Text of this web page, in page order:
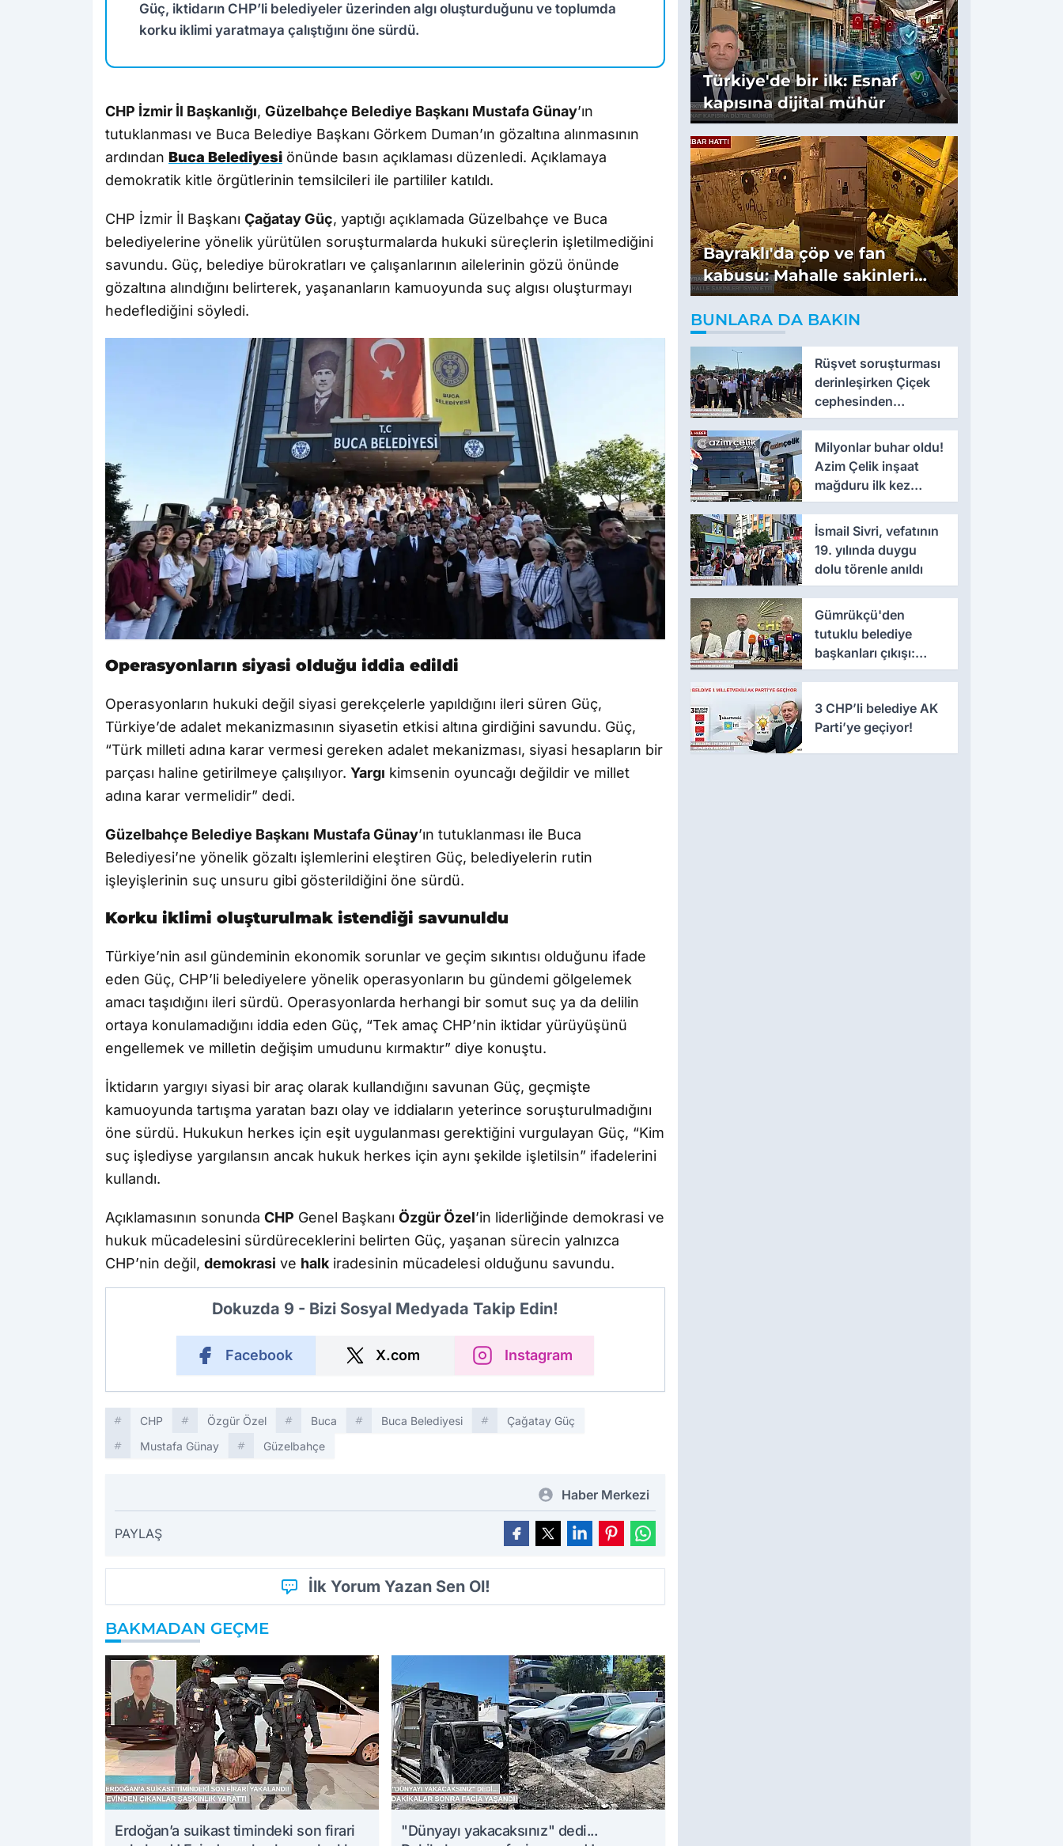
Güç, iktidarın CHP’li belediyeler üzerinden algı oluşturduğunu ve toplumda
korku iklimi yaratmaya çalıştığını öne sürdü.
CHP İzmir İl Başkanlığı, Güzelbahçe Belediye Başkanı Mustafa Günay’ın
tutuklanması ve Buca Belediye Başkanı Görkem Duman’ın gözaltına alınmasının
ardından Buca Belediyesi önünde basın açıklaması düzenledi. Açıklamaya
demokratik kitle örgütlerinin temsilcileri ile partililer katıldı.
CHP İzmir İl Başkanı Çağatay Güç, yaptığı açıklamada Güzelbahçe ve Buca
belediyelerine yönelik yürütülen soruşturmalarda hukuki süreçlerin işletilmediğini
savundu. Güç, belediye bürokratları ve çalışanlarının ailelerinin gözü önünde
gözaltına alındığını belirterek, yaşananların kamuoyunda suç algısı oluşturmayı
hedeflediğini söyledi.
Operasyonların siyasi olduğu iddia edildi
Operasyonların hukuki değil siyasi gerekçelerle yapıldığını ileri süren Güç,
Türkiye’de adalet mekanizmasının siyasetin etkisi altına girdiğini savundu. Güç,
“Türk milleti adına karar vermesi gereken adalet mekanizması, siyasi hesapların bir
parçası haline getirilmeye çalışılıyor. Yargı kimsenin oyuncağı değildir ve millet
adına karar vermelidir” dedi.
Güzelbahçe Belediye Başkanı Mustafa Günay’ın tutuklanması ile Buca
Belediyesi’ne yönelik gözaltı işlemlerini eleştiren Güç, belediyelerin rutin
işleyişlerinin suç unsuru gibi gösterildiğini öne sürdü.
Korku iklimi oluşturulmak istendiği savunuldu
Türkiye’nin asıl gündeminin ekonomik sorunlar ve geçim sıkıntısı olduğunu ifade
eden Güç, CHP’li belediyelere yönelik operasyonların bu gündemi gölgelemek
amacı taşıdığını ileri sürdü. Operasyonlarda herhangi bir somut suç ya da delilin
ortaya konulamadığını iddia eden Güç, “Tek amaç CHP’nin iktidar yürüyüşünü
engellemek ve milletin değişim umudunu kırmaktır” diye konuştu.
İktidarın yargıyı siyasi bir araç olarak kullandığını savunan Güç, geçmişte
kamuoyunda tartışma yaratan bazı olay ve iddiaların yeterince soruşturulmadığını
öne sürdü. Hukukun herkes için eşit uygulanması gerektiğini vurgulayan Güç, “Kim
suç işlediyse yargılansın ancak hukuk herkes için aynı şekilde işletilsin” ifadelerini
kullandı.
Açıklamasının sonunda CHP Genel Başkanı Özgür Özel’in liderliğinde demokrasi ve
hukuk mücadelesini sürdüreceklerini belirten Güç, yaşanan sürecin yalnızca
CHP’nin değil, demokrasi ve halk iradesinin mücadelesi olduğunu savundu.
Dokuzda 9 - Bizi Sosyal Medyada Takip Edin!
Facebook X.com Instagram
CHP Özgür Özel Buca Buca Belediyesi
Çağatay Güç
Mustafa Günay
Güzelbahçe
Haber Merkezi
PAYLAŞ
İlk Yorum Yazan Sen Ol!
BAKMADAN GEÇME
Erdoğan’a suikast timindeki son firari
"Dünyayı yakacaksınız" dedi...
Türkiye'de bir ilk: Esnaf
kapısına dijital mühür
Bayraklı'da çöp ve fan
kabusu: Mahalle sakinleri
isyan etti
BUNLARA DA BAKIN
Rüşvet soruşturması
derinleşirken Çiçek
cephesinden
'montaj' savunması
Milyonlar buhar oldu!
Azim Çelik inşaat
mağduru ilk kez
konuştu
İsmail Sivri, vefatının
19. yılında duygu
dolu törenle anıldı
Gümrükçü'den
tutuklu belediye
başkanları çıkışı:
'Yıllarca iddianame
3 CHP’li belediye AK
Parti’ye geçiyor!